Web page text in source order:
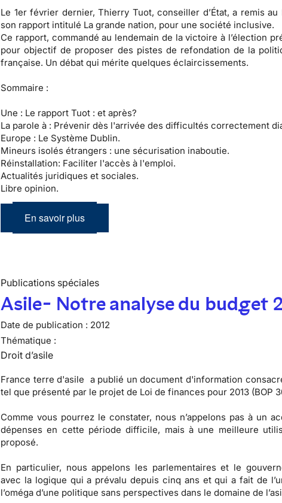
Le 1er février dernier, Thierry Tuot, conseiller d’État, a remis
son rapport intitulé La grande nation, pour une société inclusive.
Ce rapport, commandé au lendemain de la victoire à l’élection
pour objectif de proposer des pistes de refondation de la
française. Un débat qui mérite quelques éclaircissements.
Sommaire :
Une : Le rapport Tuot : et après?
La parole à : Prévenir dès l'arrivée des difficultés correctement
Europe : Le Système Dublin.
Mineurs isolés étrangers : une sécurisation inaboutie.
Réinstallation: Faciliter l'accès à l'emploi.
Actualités juridiques et sociales.
Libre opinion.
En savoir plus
Publications spéciales
Asile- Notre analyse du budget
Date de publication : 2012
Thématique :
Droit d’asile
France terre d'asile a publié undocument d'information
tel que présenté par le projet de Loi de finances pour 2013 (BOP
Comme vous pourrez le constater, nous n’appelons pas à un
dépenses en cette période difficile, mais à une meilleure
proposé.
En particulier, nous appelons les parlementaires et le
avec la logique qui a prévalu depuis cinq ans et qui a fait de
l’oméga d’une politique sans perspectives dans le domaine de